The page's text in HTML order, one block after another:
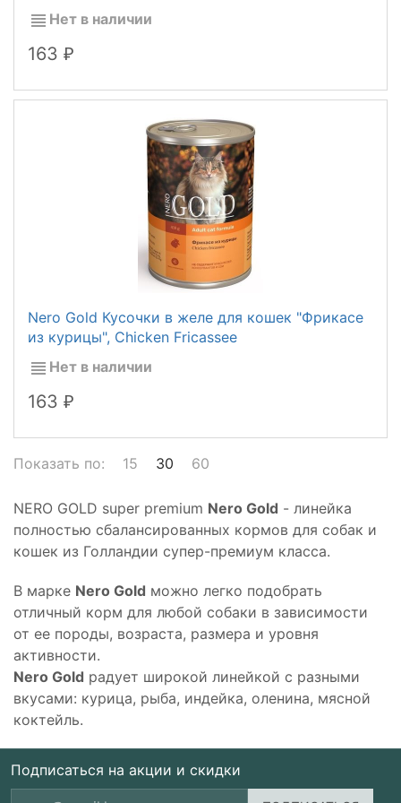
Нет в наличии
163 ₽
Nero Gold Кусочки в желе для кошек "Фрикасе
из курицы", Chicken Fricassee
Нет в наличии
163 ₽
Показать по: 15 30 60
NERO GOLD super premium Nero Gold - линейка
полностью сбалансированных кормов для собак и
кошек из Голландии супер-премиум класса.
В марке Nero Gold можно легко подобрать
отличный корм для любой собаки в зависимости
от ее породы, возраста, размера и уровня
активности.
Nero Gold радует широкой линейкой с разными
вкусами: курица, рыба, индейка, оленина, мясной
коктейль.
Подписаться на акции и скидки